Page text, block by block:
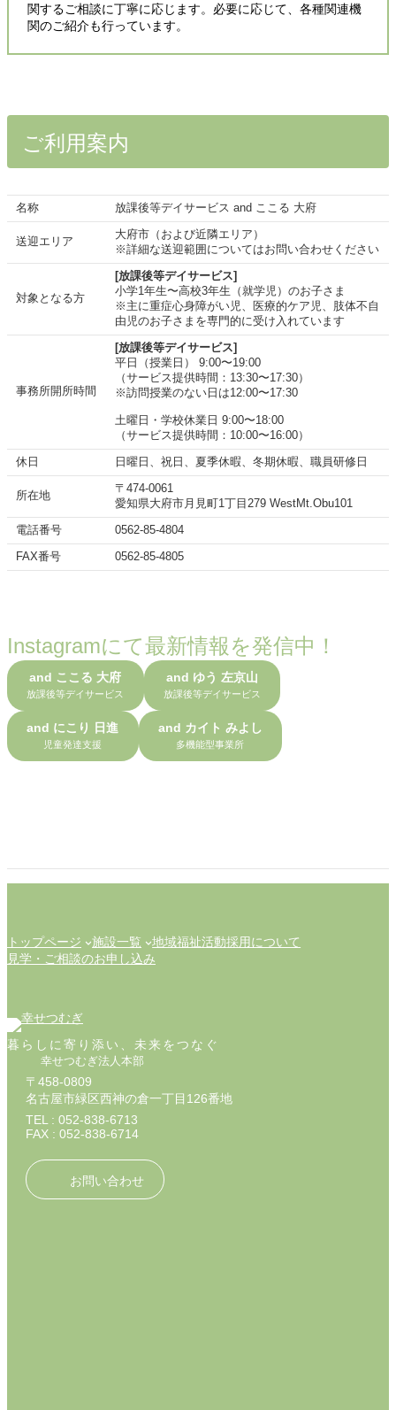
関するご相談に丁寧に応じます。必要に応じて、各種関連機
関のご紹介も行っています。
ご利用案内
名称 放課後等デイサービス and ここる 大府
送迎エリア
大府市（および近隣エリア）
※詳細な送迎範囲についてはお問い合わせください
対象となる方
[放課後等デイサービス]
小学1年生〜高校3年生（就学児）のお子さま
※主に重症心身障がい児、医療的ケア児、肢体不自
由児のお子さまを専門的に受け入れています
事務所開所時間
[放課後等デイサービス]
平日（授業日） 9:00〜19:00
（サービス提供時間：13:30〜17:30）
※訪問授業のない日は12:00〜17:30
土曜日・学校休業日 9:00〜18:00
（サービス提供時間：10:00〜16:00）
休日 日曜日、祝日、夏季休暇、冬期休暇、職員研修日
所在地
〒474-0061
愛知県大府市月見町1丁目279 WestMt.Obu101
電話番号 0562-85-4804
FAX番号 0562-85-4805
Instagramにて最新情報を発信中！
and ここる 大府
放課後等デイサービス
and ゆう 左京山
放課後等デイサービス
and にこり 日進
児童発達支援
and カイト みよし
多機能型事業所
トップページ 施設一覧 地域福祉活動採用について
見学・ご相談のお申し込み
暮らしに寄り添い、未来をつなぐ
幸せつむぎ法人本部
〒458-0809
名古屋市緑区西神の倉一丁目126番地
TEL : 052-838-6713
FAX : 052-838-6714
お問い合わせ